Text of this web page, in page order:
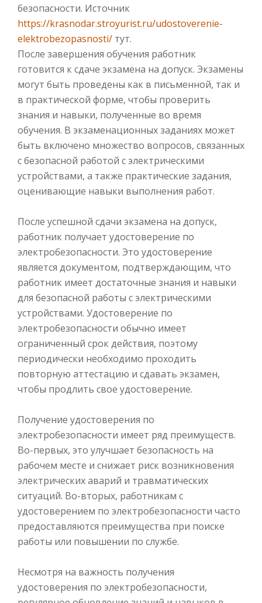
безопасности. Источник
https://krasnodar.stroyurist.ru/udostoverenie-
elektrobezopasnosti/ тут.
После завершения обучения работник
готовится к сдаче экзамена на допуск. Экзамены
могут быть проведены как в письменной, так и
в практической форме, чтобы проверить
знания и навыки, полученные во время
обучения. В экзаменационных заданиях может
быть включено множество вопросов, связанных
с безопасной работой с электрическими
устройствами, а также практические задания,
оценивающие навыки выполнения работ.
После успешной сдачи экзамена на допуск,
работник получает удостоверение по
электробезопасности. Это удостоверение
является документом, подтверждающим, что
работник имеет достаточные знания и навыки
для безопасной работы с электрическими
устройствами. Удостоверение по
электробезопасности обычно имеет
ограниченный срок действия, поэтому
периодически необходимо проходить
повторную аттестацию и сдавать экзамен,
чтобы продлить свое удостоверение.
Получение удостоверения по
электробезопасности имеет ряд преимуществ.
Во-первых, это улучшает безопасность на
рабочем месте и снижает риск возникновения
электрических аварий и травматических
ситуаций. Во-вторых, работникам с
удостоверением по электробезопасности часто
предоставляются преимущества при поиске
работы или повышении по службе.
Несмотря на важность получения
удостоверения по электробезопасности,